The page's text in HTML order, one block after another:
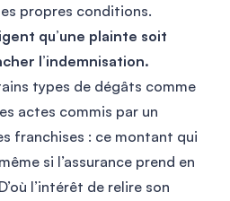
propres conditions.
qu’une plainte soit
l’indemnisation.
types de dégâts comme
actes commis par un
franchises : ce montant qui
si l’assurance prend en
l’intérêt de relire son